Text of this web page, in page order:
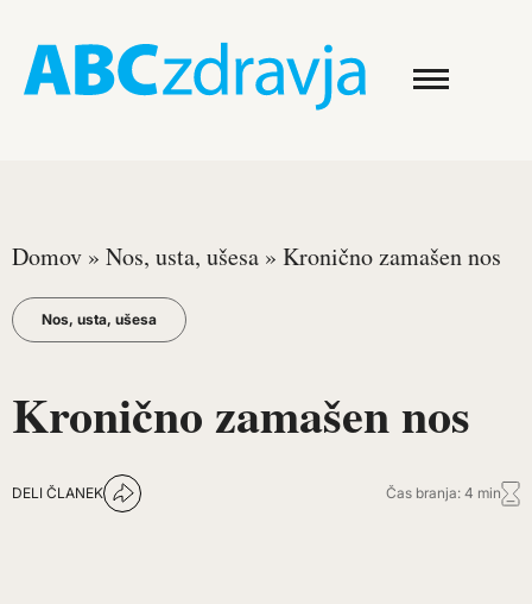
Domov » Nos, usta, ušesa » Kronično zamašen nos
Nos, usta, ušesa
Kronično zamašen nos
DELI ČLANEK Čas branja: 4 min